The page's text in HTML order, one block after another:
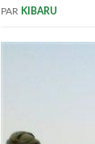
PAR KIBARU